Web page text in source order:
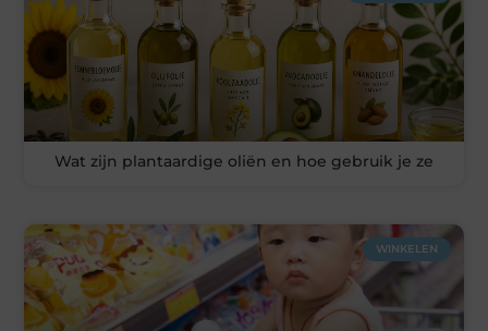
Wat zijn plantaardige oliën en hoe gebruik je ze
WINKELEN